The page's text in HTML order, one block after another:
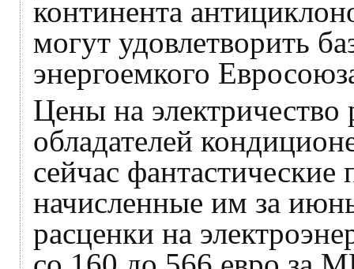
континента
могут удовлетворить
энергоемкого
Цены на электричество
обладателей
сейчас
начисленные им за
расценки на